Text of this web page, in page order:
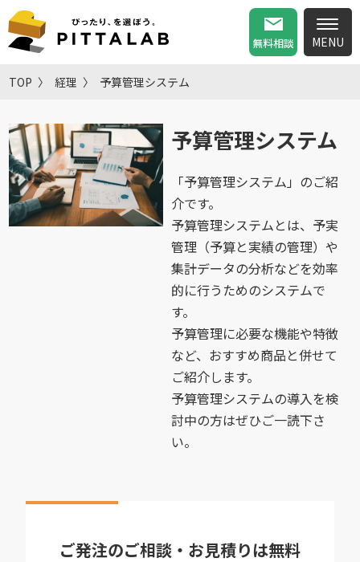
無料相談
TOP 経理 予算管理システム
予算管理システム
「予算管理システム」のご紹
介です。
予算管理システムとは、予実
管理（予算と実績の管理）や
集計データの分析などを効率
的に行うためのシステムで
す。
予算管理に必要な機能や特徴
など、おすすめ商品と併せて
ご紹介します。
予算管理システムの導入を検
討中の方はぜひご一読下さ
い。
ご発注のご相談・お見積りは無料